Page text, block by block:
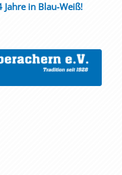
Jahre in Blau-Weiß!